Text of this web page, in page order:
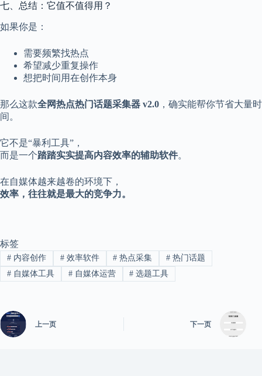
七、总结：它值不值得用？
如果你是：
需要频繁找热点
希望减少重复操作
想把时间用在创作本身
那么这款全网热点热门话题采集器 v2.0 ，确实能帮你节省大量时
间。
它不是“暴利工具”，
而是一个踏踏实实提高内容效率的辅助软件。
在自媒体越来越卷的环境下，
效率，往往就是最大的竞争力。
标签
#内容创作 #效率软件 # 热点采集 # 热门话题
#自媒体工具 #自媒体运营 # 选题工具
上一页 下一页